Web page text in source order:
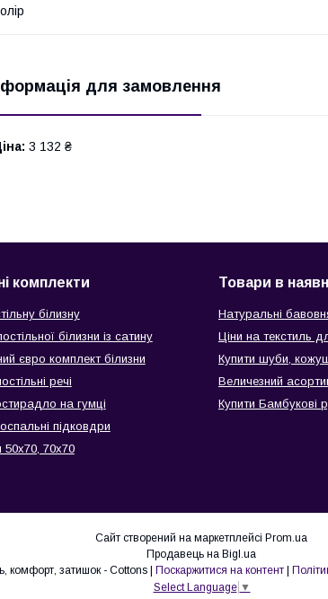
для замовлення
3 132 ₴
комплекти
білизну
білизни із сатину
євро комплект білизни
речі
на гумці
підковдри
70х70
Товари в
Натуральні
Ціни на текстиль
Купити шуби,
Величезний
Купити Бамбукові
Сайт створений на маркетплейсі Prom.ua
Продавець на Bigl.ua
Стиль, комфорт, затишок - Cottons | Поскаржитися на контент |
Select Language ▼